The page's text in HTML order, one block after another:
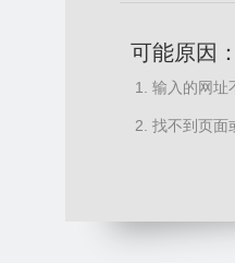
可能原因
输入的网址
找不到页面